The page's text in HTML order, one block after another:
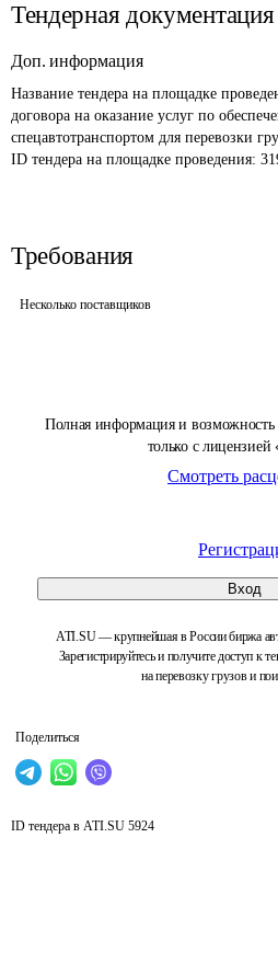
Полная информация и возможность
только с лицензией
Смотреть
Вход
ATI.SU — крупнейшая в России биржа
Зарегистрируйтесь и получите доступ к
на перевозку грузов и
Поделиться
Тендерная документация
Доп. информация
Название тендера на площадке
договора на оказание услуг по
спецавтотранспортом для перевозки
ID тендера на площадке проведения:
Требования
Несколько поставщиков
ID тендера в ATI.SU 5924